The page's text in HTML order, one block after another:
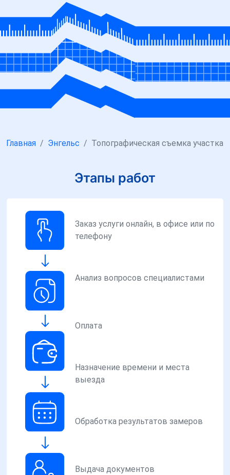
Главная Энгельс Топографическая съемка участка
Этапы работ
Заказ услуги онлайн, в офисе или по
телефону
Анализ вопросов специалистами
Оплата
Назначение времени и места
выезда
Обработка результатов замеров
Выдача документов